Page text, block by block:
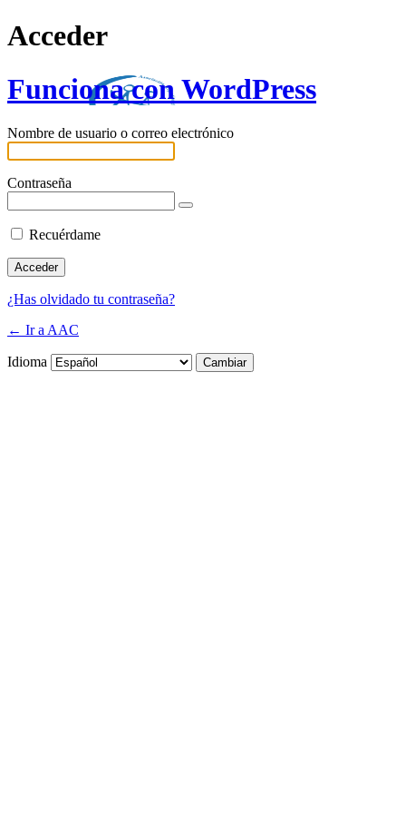
Acceder
Funciona con WordPress
Nombre de usuario o correo electrónico
Contraseña
Recuérdame
¿Has olvidado tu contraseña?
← Ir a AAC
Idioma